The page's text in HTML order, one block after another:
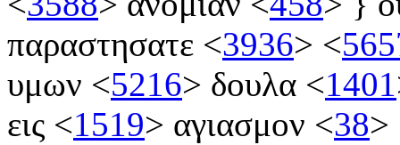
παραστησατε <3936> <
υμων <5216> δουλα <1401
εις <1519> αγιασμον <38>